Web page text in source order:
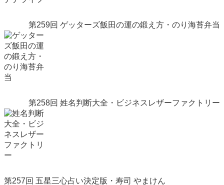
第259回 ゲッターズ飯田の運の鍛え方・のり海苔弁当
第258回 姓名判断大全・ビジネスレザーファクトリー
第257回 五星三心占い決定版・寿司 やまけん